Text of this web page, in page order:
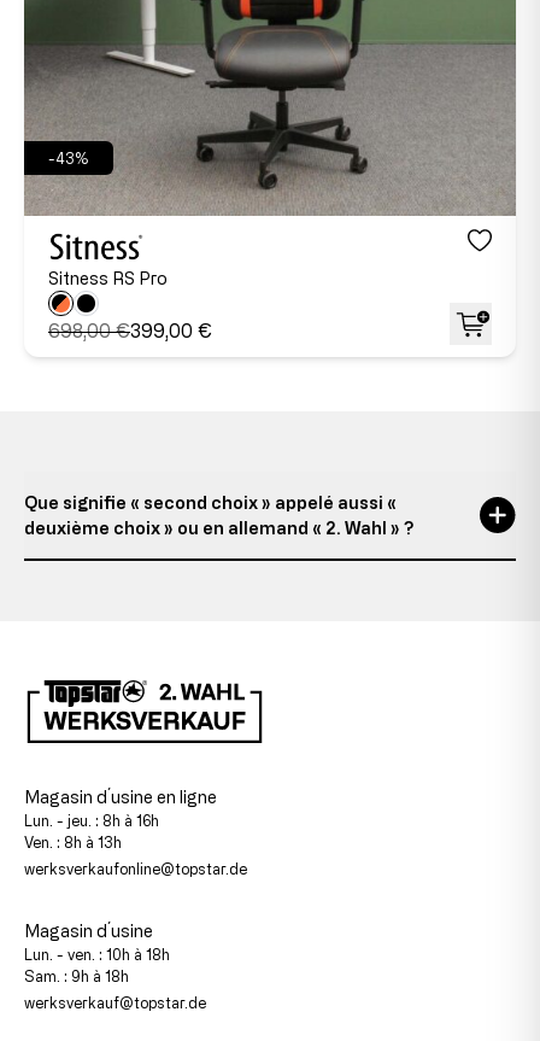
-43%
Sitness RS Pro
698,00 €399,00 €
Que signifie « second choix » appelé aussi «
deuxième choix » ou en allemand « 2. Wahl » ?
Magasin d´usine en ligne
Lun. - jeu. : 8h à 16h
Ven. : 8h à 13h
werksverkaufonline@topstar.de
Magasin d´usine
Lun. - ven. : 10h à 18h
Sam. : 9h à 18h
werksverkauf@topstar.de